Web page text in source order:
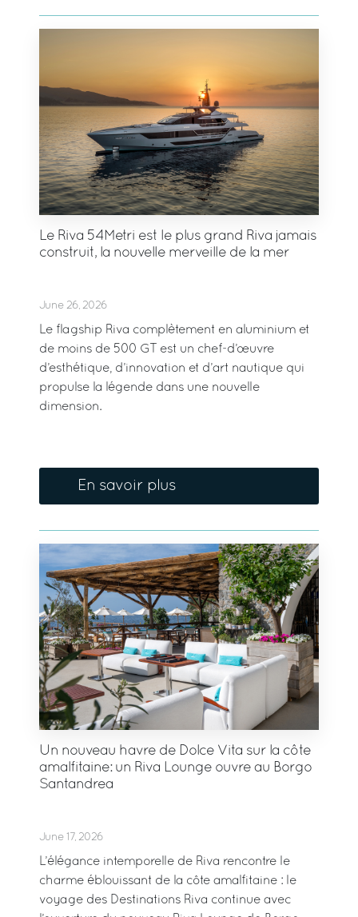
Le Riva 54Metri est le plus grand Riva jamais
construit, la nouvelle merveille de la mer
June 26, 2026
Le flagship Riva complètement en aluminium et
de moins de 500 GT est un chef-d’œuvre
d’esthétique, d’innovation et d’art nautique qui
propulse la légende dans une nouvelle
dimension.
En savoir plus
Un nouveau havre de Dolce Vita sur la côte
amalfitaine: un Riva Lounge ouvre au Borgo
Santandrea
June 17, 2026
L’élégance intemporelle de Riva rencontre le
charme éblouissant de la côte amalfitaine : le
voyage des Destinations Riva continue avec